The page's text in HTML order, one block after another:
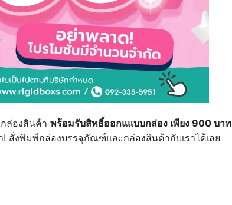
ล่องสินค้า พร้อมรับสิทธิ์ออกแแบบกล่อง เพียง 900 บาท
! สั่งพิมพ์กล่องบรรจุภัณฑ์และกล่องสินค้ากับเราได้เลย